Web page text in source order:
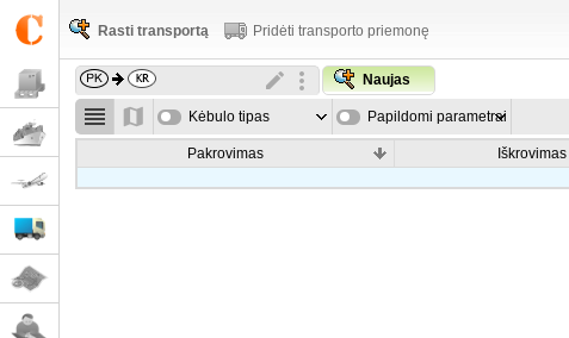
Rasti transportą Pridėti transporto priemonę
Naujas
Kėbulo tipas Papildomi parametrai
Pakrovimas Iškrovimas